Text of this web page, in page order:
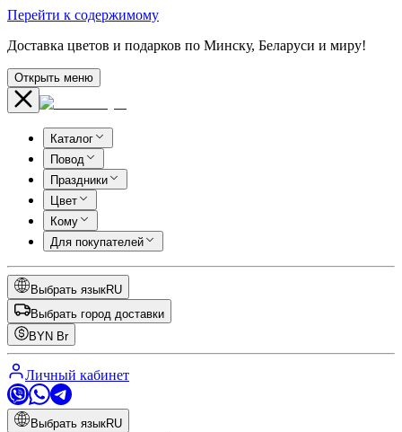
Перейти к содержимому
Доставка цветов и подарков по Минску, Беларуси и миру!
Открыть меню
Каталог
Повод
Праздники
Цвет
Кому
Для покупателей
Выбрать языкRU
Выбрать город доставки
BYN Br
Личный кабинет
Выбрать языкRU